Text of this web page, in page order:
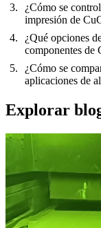
¿Cómo se
impresión de
¿Qué opciones
componentes de
¿Cómo se
aplicaciones de
Explorar